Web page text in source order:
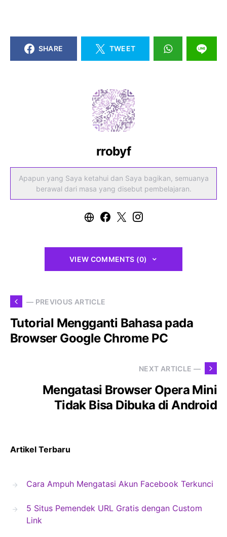
SHARE TWEET
rrobyf
Apapun yang Saya ketahui dan Saya bagikan, semuanya
berawal dari masa yang disebut pembelajaran.
VIEW COMMENTS (0)
— PREVIOUS ARTICLE
Tutorial Mengganti Bahasa pada
Browser Google Chrome PC
NEXT ARTICLE —
Mengatasi Browser Opera Mini
Tidak Bisa Dibuka di Android
Artikel Terbaru
Cara Ampuh Mengatasi Akun Facebook Terkunci
5 Situs Pemendek URL Gratis dengan Custom
Link